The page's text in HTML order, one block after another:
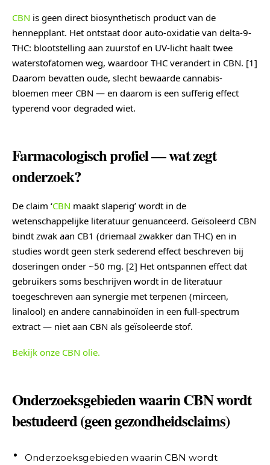
CBN is geen direct biosynthetisch product van de
hennepplant. Het ontstaat door auto-oxidatie van delta-9-
THC: blootstelling aan zuurstof en UV-licht haalt twee
waterstofatomen weg, waardoor THC verandert in CBN. [1]
Daarom bevatten oude, slecht bewaarde cannabis-
bloemen meer CBN — en daarom is een sufferig effect
typerend voor degraded wiet.
Farmacologisch profiel — wat zegt
onderzoek?
De claim ‘CBN maakt slaperig’ wordt in de
wetenschappelijke literatuur genuanceerd. Geïsoleerd CBN
bindt zwak aan CB1 (driemaal zwakker dan THC) en in
studies wordt geen sterk sederend effect beschreven bij
doseringen onder ~50 mg. [2] Het ontspannen effect dat
gebruikers soms beschrijven wordt in de literatuur
toegeschreven aan synergie met terpenen (mirceen,
linalool) en andere cannabinoïden in een full-spectrum
extract — niet aan CBN als geïsoleerde stof.
Bekijk onze CBN olie.
Onderzoeksgebieden waarin CBN wordt
bestudeerd (geen gezondheidsclaims)
Onderzoeksgebieden waarin CBN wordt